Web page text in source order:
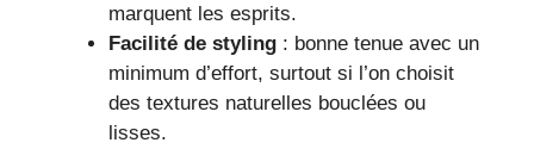
marquent les esprits.
Facilité de styling : bonne tenue avec un
minimum d’effort, surtout si l’on choisit
des textures naturelles bouclées ou
lisses.